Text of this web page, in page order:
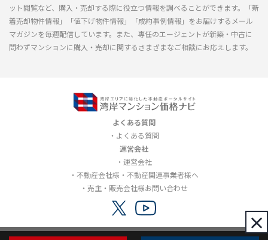
×
ット閲覧など、購入・売却する際に役立つ情報を調べることができます。「新
着売却物件情報」「値下げ物件情報」「成約事例情報」をお届けするメール
マガジンを毎週配信しています。また、専任のエージェントが新築・中古に
問わずマンションに購入・売却に関するさまざまなご相談にお応えします。
よくある質問
よくある質問
運営会社
運営会社
不動産会社様・不動産関連事業者様へ
売主・販売会社様お問い合わせ